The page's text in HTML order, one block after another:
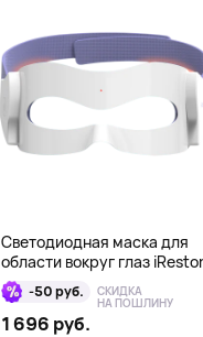
Светодиодная маска для
области вокруг глаз
Illumina LED Eye Mask
-50 руб. СКИДКА
НА ПОШЛИНУ
1 696 руб.